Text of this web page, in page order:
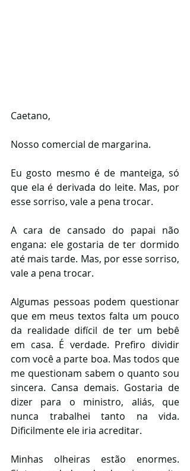
Caetano,
Nosso comercial de margarina.
Eu gosto mesmo é de manteiga, só
que ela é derivada do leite. Mas, por
esse sorriso, vale a pena trocar.
A cara de cansado do papai não
engana: ele gostaria de ter dormido
até mais tarde. Mas, por esse sorriso,
vale a pena trocar.
Algumas pessoas podem questionar
que em meus textos falta um pouco
da realidade difícil de ter um bebê
em casa. É verdade. Prefiro dividir
com você a parte boa. Mas todos que
me questionam sabem o quanto sou
sincera. Cansa demais. Gostaria de
dizer para o ministro, aliás, que
nunca trabalhei tanto na vida.
Dificilmente ele iria acreditar.
Minhas olheiras estão enormes.